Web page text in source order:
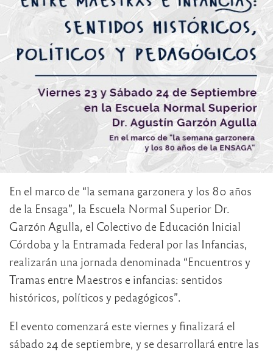
En el marco de “la semana garzonera y los 80 años
de la Ensaga”, la Escuela Normal Superior Dr.
Garzón Agulla, el Colectivo de Educación Inicial
Córdoba y la Entramada Federal por las Infancias,
realizarán una jornada denominada “Encuentros y
Tramas entre Maestros e infancias: sentidos
históricos, políticos y pedagógicos”.
El evento comenzará este viernes y finalizará el
sábado 24 de septiembre, y se desarrollará entre las